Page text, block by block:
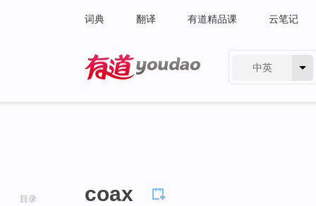
词典 翻译 有道精品课 云笔记
中英
目录 coax